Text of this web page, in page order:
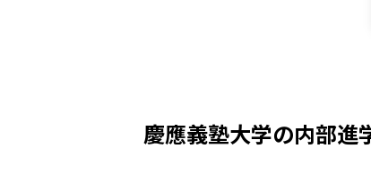
慶應義塾大学の内部進